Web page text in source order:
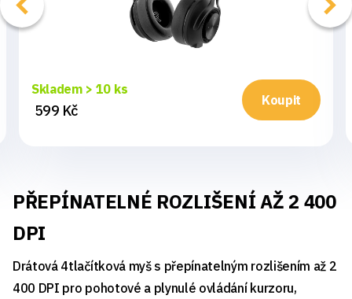
Skladem > 10 ks
599 Kč
Koupit
PŘEPÍNATELNÉ ROZLIŠENÍ AŽ 2 400
DPI
Drátová 4tlačítková myš s přepínatelným rozlišením až 2
400 DPI pro pohotové a plynulé ovládání kurzoru,